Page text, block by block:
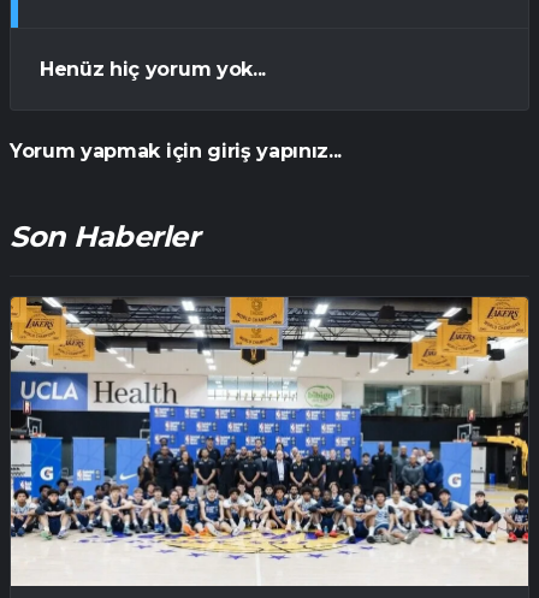
Henüz hiç yorum yok...
Yorum yapmak için giriş yapınız...
Son Haberler